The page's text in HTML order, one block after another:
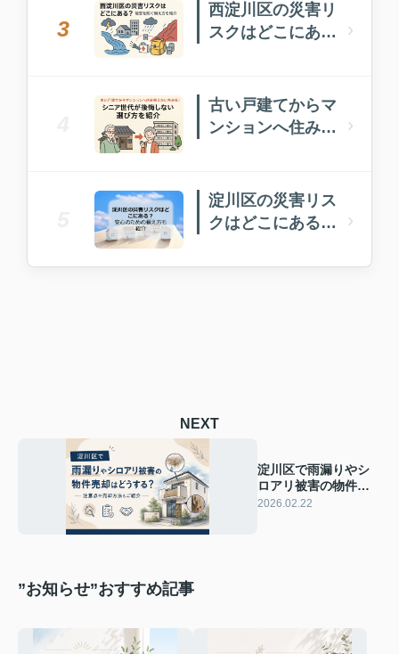
3
西淀川区の災害リ
スクはどこにあ
›
古い戸建てからマ
ンションへ住み替
›
淀川区の災害リス
クはどこにある？
方も紹介
›
NEXT
淀川区で雨漏りやシ
ロアリ被害の物件売
却はどうする？注意
2026.02.22
”お知らせ”おすすめ記事